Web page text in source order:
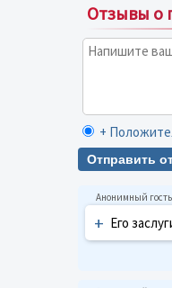
Отзывы о
+
Отправить
+ Его